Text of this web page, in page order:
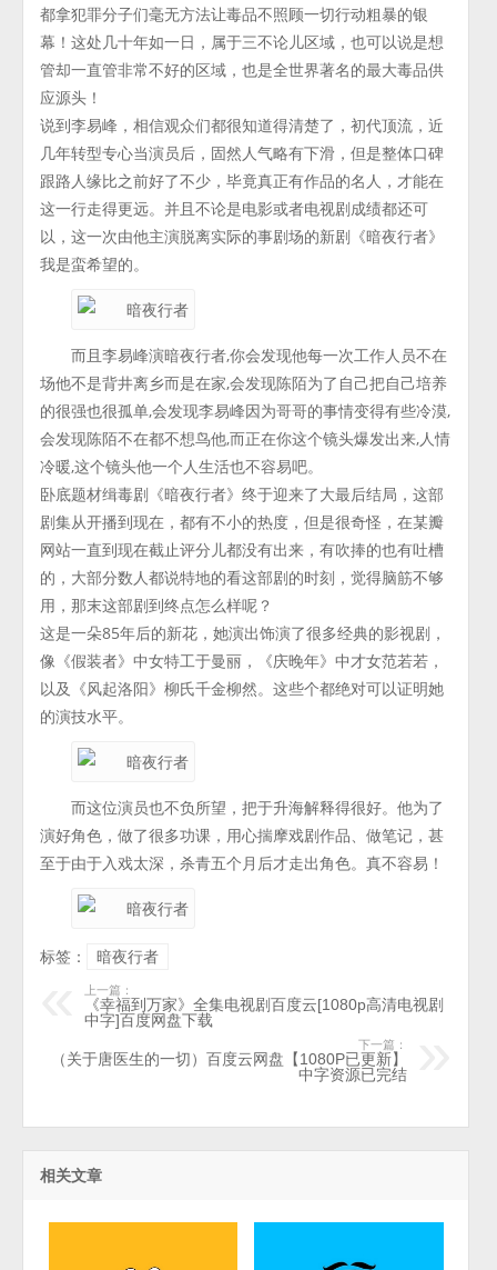
都拿犯罪分子们毫无方法让毒品不照顾一切行动粗暴的银
幕！这处几十年如一日，属于三不论儿区域，也可以说是想
管却一直管非常不好的区域，也是全世界著名的最大毒品供
应源头！
说到李易峰，相信观众们都很知道得清楚了，初代顶流，近
几年转型专心当演员后，固然人气略有下滑，但是整体口碑
跟路人缘比之前好了不少，毕竟真正有作品的名人，才能在
这一行走得更远。并且不论是电影或者电视剧成绩都还可
以，这一次由他主演脱离实际的事剧场的新剧《暗夜行者》
我是蛮希望的。
而且李易峰演暗夜行者,你会发现他每一次工作人员不在
场他不是背井离乡而是在家,会发现陈陌为了自己把自己培养
的很强也很孤单,会发现李易峰因为哥哥的事情变得有些冷漠,
会发现陈陌不在都不想鸟他,而正在你这个镜头爆发出来,人情
冷暖,这个镜头他一个人生活也不容易吧。
卧底题材缉毒剧《暗夜行者》终于迎来了大最后结局，这部
剧集从开播到现在，都有不小的热度，但是很奇怪，在某瓣
网站一直到现在截止评分儿都没有出来，有吹捧的也有吐槽
的，大部分数人都说特地的看这部剧的时刻，觉得脑筋不够
用，那末这部剧到终点怎么样呢？
这是一朵85年后的新花，她演出饰演了很多经典的影视剧，
像《假装者》中女特工于曼丽，《庆晚年》中才女范若若，
以及《风起洛阳》柳氏千金柳然。这些个都绝对可以证明她
的演技水平。
而这位演员也不负所望，把于升海解释得很好。他为了
演好角色，做了很多功课，用心揣摩戏剧作品、做笔记，甚
至于由于入戏太深，杀青五个月后才走出角色。真不容易！
标签： 暗夜行者
上一篇：
《幸福到万家》全集电视剧百度云[1080p高清电视剧
中字]百度网盘下载
下一篇：
（关于唐医生的一切）百度云网盘【1080P已更新】
中字资源已完结
相关文章